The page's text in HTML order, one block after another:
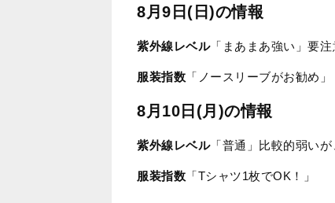
8月9日(日)の情報
紫外線レベル「まあまあ強い」要注
服装指数 「ノースリーブがお勧め」
8月10日(月)の情報
紫外線レベル「普通」比較的弱いが
服装指数 「Tシャツ1枚でOK！」